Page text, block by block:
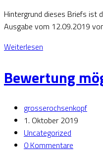
Hintergrund dieses Briefs ist
Ausgabe vom 12.09.2019
Weiterlesen
Bewertung
grosserochsenkopf
1. Oktober 2019
Uncategorized
0 Kommentare